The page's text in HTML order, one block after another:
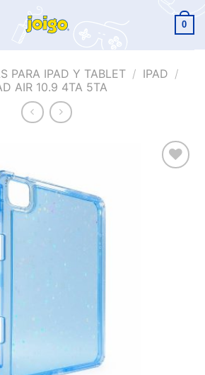
0
PARA IPAD Y TABLET / IPAD /
AIR 10.9 4TA 5TA